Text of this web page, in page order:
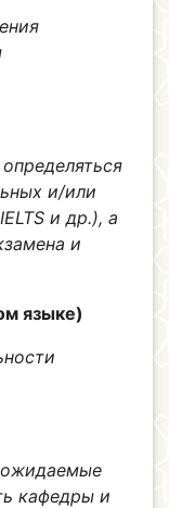
и/или
и др.), а
и
языке)
ожидаемые
кафедры и